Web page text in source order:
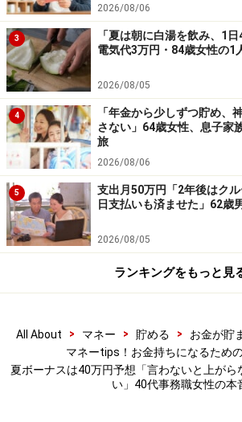
本記事の内容は一般的な情報提供を目的とし
商品や投資行動を推奨するものではありま
投資や資産運用に関する最終的なご判断は
行ってください。
掲載情報の正確性・完全性については十分に
が、その内容を保証するものではなく、これ
などについて当社は一切の責任を負いません
最新の情報や詳細については、必ず各金融
の公式情報をご確認ください。
【編集部からのお知らせ】
・「家計」について、アンケート（
中です！
※抽選で20名にAmazonギフト券1000円
※謝礼付きの限定アンケートやモニター
なります
2026/08/06
3
「夏は朝に白湯を飲み、1
電気代3万円・84歳女性の1
2026/08/05
4
「年金から少しずつ貯め、
さない」64歳女性、息子家
旅
2026/08/06
5
支出月50万円「2年後はク
日支払いも済ませた」62歳
2026/08/05
ランキングをもっと見
All About > マネー > 貯める > お金が貯
マネーtips！お金持ちになるため
夏ボーナスは40万円予想「言わないと上がら
い」40代事務職女性の本